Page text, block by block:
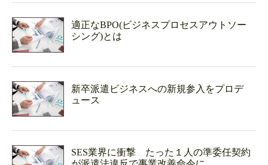
適正なBPO(ビジネスプロセスアウトソー
シング)とは
新卒派遣ビジネスへの新規参入をプロデ
ュース
SES業界に衝撃 たった１人の準委任契約